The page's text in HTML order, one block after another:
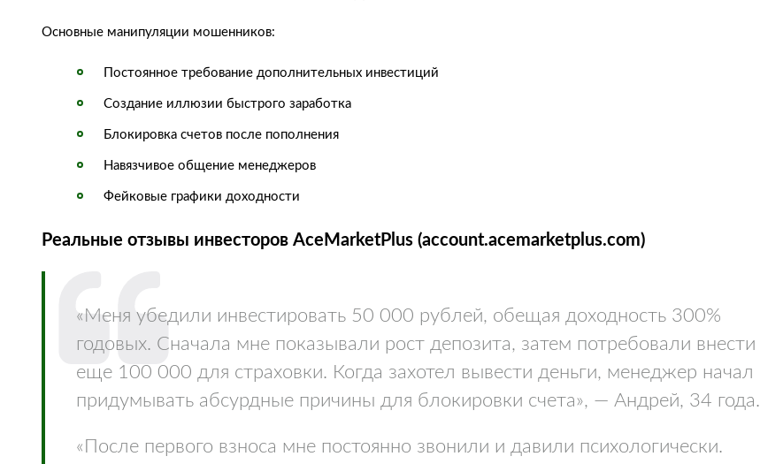
Основные манипуляции мошенников:
Постоянное требование дополнительных инвестиций
Создание иллюзии быстрого заработка
Блокировка счетов после пополнения
Навязчивое общение менеджеров
Фейковые графики доходности
Реальные отзывы инвесторов AceMarketPlus (account.acemarketplus.com)
«Меня убедили инвестировать 50 000 рублей, обещая доходность 300%
годовых. Сначала мне показывали рост депозита, затем потребовали внести
еще 100 000 для страховки. Когда захотел вывести деньги, менеджер начал
придумывать абсурдные причины для блокировки счета», — Андрей, 34 года.
«После первого взноса мне постоянно звонили и давили психологически.